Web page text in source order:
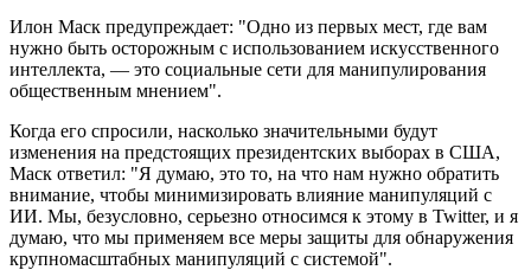
Илон Маск предупреждает: "Одно из первых мест, где вам
нужно быть осторожным с использованием искусственного
интеллекта, — это социальные сети для манипулирования
общественным мнением".
Когда его спросили, насколько значительными будут
изменения на предстоящих президентских выборах в США,
Маск ответил: "Я думаю, это то, на что нам нужно обратить
внимание, чтобы минимизировать влияние манипуляций с
ИИ. Мы, безусловно, серьезно относимся к этому в Twitter, и я
думаю, что мы применяем все меры защиты для обнаружения
крупномасштабных манипуляций с системой".